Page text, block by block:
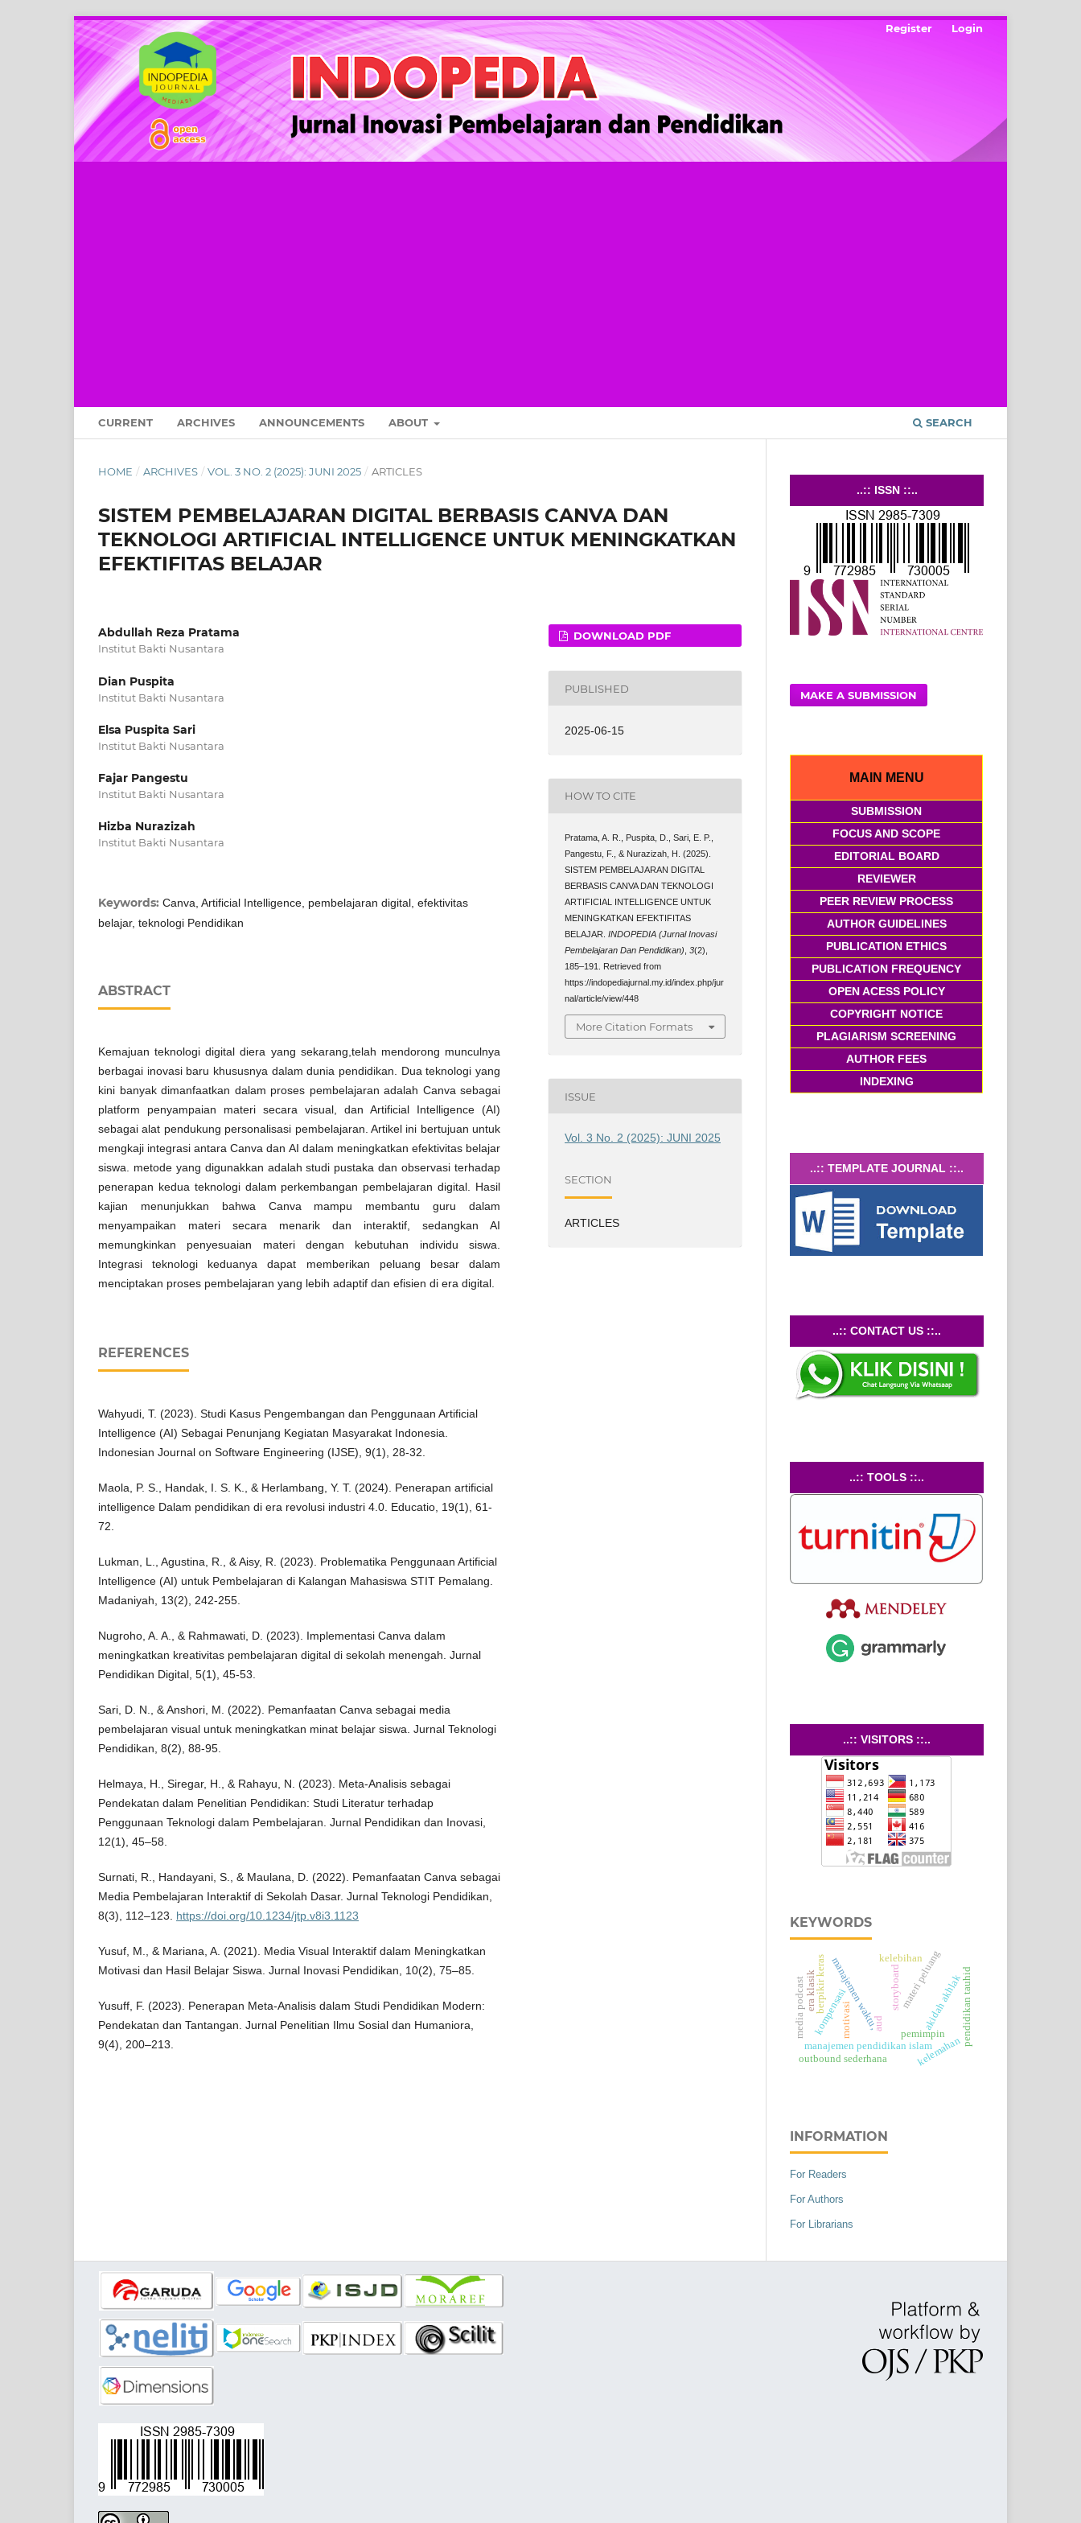
CURRENT ARCHIVES ANNOUNCEMENTS ABOUT SEARCH
Register Login
HOME / ARCHIVES / VOL. 3 NO. 2 (2025): JUNI 2025 / ARTICLES
SISTEM PEMBELAJARAN DIGITAL BERBASIS CANVA DAN
TEKNOLOGI ARTIFICIAL INTELLIGENCE UNTUK MENINGKATKAN
EFEKTIFITAS BELAJAR
Abdullah Reza Pratama
Institut Bakti Nusantara
Dian Puspita
Institut Bakti Nusantara
Elsa Puspita Sari
Institut Bakti Nusantara
Fajar Pangestu
Institut Bakti Nusantara
Hizba Nurazizah
Institut Bakti Nusantara
Keywords: Canva, Artificial Intelligence, pembelajaran digital, efektivitas
belajar, teknologi Pendidikan
ABSTRACT
Kemajuan teknologi digital diera yang sekarang,telah mendorong munculnya
berbagai inovasi baru khususnya dalam dunia pendidikan. Dua teknologi yang
kini banyak dimanfaatkan dalam proses pembelajaran adalah Canva sebagai
platform penyampaian materi secara visual, dan Artificial Intelligence (AI)
sebagai alat pendukung personalisasi pembelajaran. Artikel ini bertujuan untuk
mengkaji integrasi antara Canva dan AI dalam meningkatkan efektivitas belajar
siswa. metode yang digunakkan adalah studi pustaka dan observasi terhadap
penerapan kedua teknologi dalam perkembangan pembelajaran digital. Hasil
kajian menunjukkan bahwa Canva mampu membantu guru dalam
menyampaikan materi secara menarik dan interaktif, sedangkan AI
memungkinkan penyesuaian materi dengan kebutuhan individu siswa.
Integrasi teknologi keduanya dapat memberikan peluang besar dalam
menciptakan proses pembelajaran yang lebih adaptif dan efisien di era digital.
REFERENCES
Wahyudi, T. (2023). Studi Kasus Pengembangan dan Penggunaan Artificial
Intelligence (AI) Sebagai Penunjang Kegiatan Masyarakat Indonesia.
Indonesian Journal on Software Engineering (IJSE), 9(1), 28-32.
Maola, P. S., Handak, I. S. K., & Herlambang, Y. T. (2024). Penerapan artificial
intelligence Dalam pendidikan di era revolusi industri 4.0. Educatio, 19(1), 61-
72.
Lukman, L., Agustina, R., & Aisy, R. (2023). Problematika Penggunaan Artificial
Intelligence (AI) untuk Pembelajaran di Kalangan Mahasiswa STIT Pemalang.
Madaniyah, 13(2), 242-255.
Nugroho, A. A., & Rahmawati, D. (2023). Implementasi Canva dalam
meningkatkan kreativitas pembelajaran digital di sekolah menengah. Jurnal
Pendidikan Digital, 5(1), 45-53.
Sari, D. N., & Anshori, M. (2022). Pemanfaatan Canva sebagai media
pembelajaran visual untuk meningkatkan minat belajar siswa. Jurnal Teknologi
Pendidikan, 8(2), 88-95.
Helmaya, H., Siregar, H., & Rahayu, N. (2023). Meta-Analisis sebagai
Pendekatan dalam Penelitian Pendidikan: Studi Literatur terhadap
Penggunaan Teknologi dalam Pembelajaran. Jurnal Pendidikan dan Inovasi,
12(1), 45–58.
Surnati, R., Handayani, S., & Maulana, D. (2022). Pemanfaatan Canva sebagai
Media Pembelajaran Interaktif di Sekolah Dasar. Jurnal Teknologi Pendidikan,
8(3), 112–123. https://doi.org/10.1234/jtp.v8i3.1123
Yusuf, M., & Mariana, A. (2021). Media Visual Interaktif dalam Meningkatkan
Motivasi dan Hasil Belajar Siswa. Jurnal Inovasi Pendidikan, 10(2), 75–85.
Yusuff, F. (2023). Penerapan Meta-Analisis dalam Studi Pendidikan Modern:
Pendekatan dan Tantangan. Jurnal Penelitian Ilmu Sosial dan Humaniora,
9(4), 200–213.
DOWNLOAD PDF
PUBLISHED
2025-06-15
HOW TO CITE
Pratama, A. R., Puspita, D., Sari, E. P.,
Pangestu, F., & Nurazizah, H. (2025).
SISTEM PEMBELAJARAN DIGITAL
BERBASIS CANVA DAN TEKNOLOGI
ARTIFICIAL INTELLIGENCE UNTUK
MENINGKATKAN EFEKTIFITAS
BELAJAR.INDOPEDIA (Jurnal Inovasi
Pembelajaran Dan Pendidikan) ,3(2),
185–191. Retrieved from
https://indopediajurnal.my.id/index.php/jur
nal/article/view/448
More Citation Formats
ISSUE
Vol. 3 No. 2 (2025): JUNI 2025
SECTION
ARTICLES
..:: ISSN ::..
MAKE A SUBMISSION
MAIN MENU
SUBMISSION
FOCUS AND SCOPE
EDITORIAL BOARD
REVIEWER
PEER REVIEW PROCESS
AUTHOR GUIDELINES
PUBLICATION ETHICS
PUBLICATION FREQUENCY
OPEN ACESS POLICY
COPYRIGHT NOTICE
PLAGIARISM SCREENING
AUTHOR FEES
INDEXING
..:: TEMPLATE JOURNAL ::..
..:: CONTACT US ::..
..:: TOOLS ::..
..:: VISITORS ::..
KEYWORDS
manajemen waktu,
pemimpin
materi peluang
storyboard akidah akhlak
manajemen pendidikan islam
kompensasi
motivasi pendidikan tauhid
berpikir keras kelebihan
kelemahan
era klasik
media podcast
outbound sederhana
aud
INFORMATION
For Readers
For Authors
For Librarians